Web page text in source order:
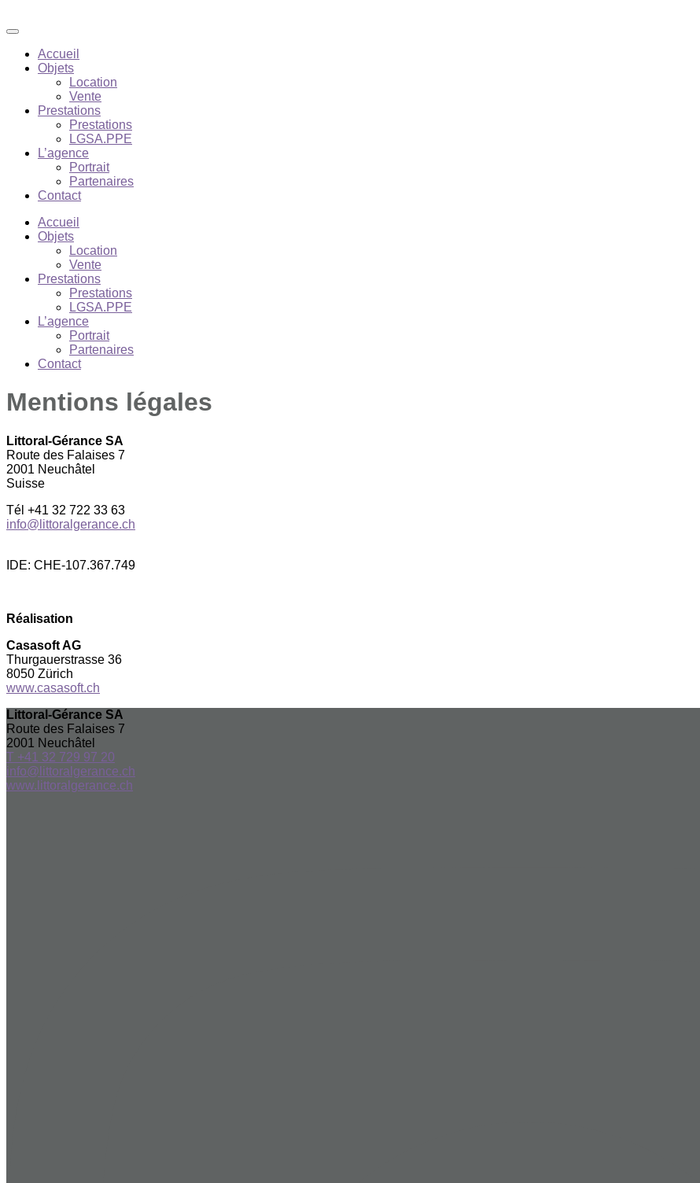
Accueil
Objets
Location
Vente
Prestations
Prestations
LGSA.PPE
L’agence
Portrait
Partenaires
Contact
Accueil
Objets
Location
Vente
Prestations
Prestations
LGSA.PPE
L’agence
Portrait
Partenaires
Contact
Mentions légales
Littoral-Gérance SA
Route des Falaises 7
2001 Neuchâtel
Suisse
Tél +41 32 722 33 63
info@littoralgerance.ch
IDE: CHE-107.367.749
Réalisation
Casasoft AG
Thurgauerstrasse 36
8050 Zürich
www.casasoft.ch
Littoral-Gérance SA
Route des Falaises 7
2001
Neuchâtel
T +41 32 729 97 20
info@littoralgerance.ch
www.littoralgerance.ch